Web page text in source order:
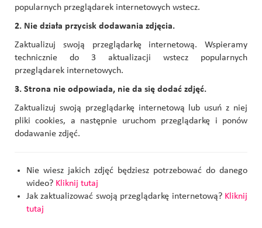
popularnych przeglądarek internetowych wstecz.
2. Nie działa przycisk dodawania zdjęcia.
Zaktualizuj swoją przeglądarkę internetową. Wspieramy
technicznie do 3 aktualizacji wstecz popularnych
przeglądarek internetowych.
3. Strona nie odpowiada, nie da się dodać zdjęć.
Zaktualizuj swoją przeglądarkę internetową lub usuń z niej
pliki cookies, a następnie uruchom przeglądarkę i ponów
dodawanie zdjęć.
Nie wiesz jakich zdjęć będziesz potrzebować do danego
wideo? Kliknij tutaj
Jak zaktualizować swoją przeglądarkę internetową? Kliknij
tutaj